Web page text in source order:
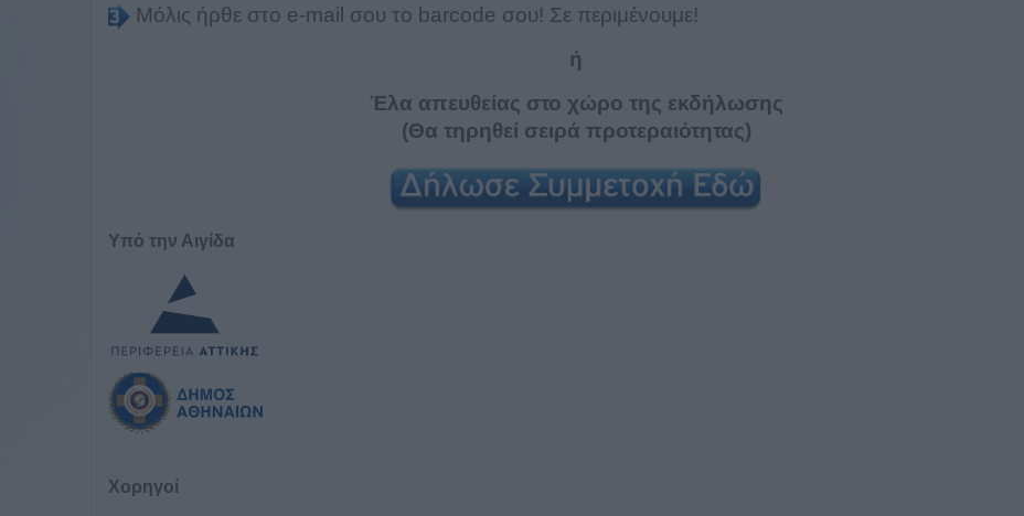
Μόλις ήρθε στο e-mail σου το barcode σου! Σε περιμένουμε!
ή
Έλα απευθείας στο χώρο της εκδήλωσης
(Θα τηρηθεί σειρά προτεραιότητας)
Υπό την Αιγίδα
Χορηγοί